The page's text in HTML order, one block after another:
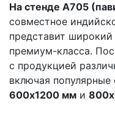
На стенде A705
совместное
представит
премиум-класса.
с продукцией
включая
600x1200 мм и